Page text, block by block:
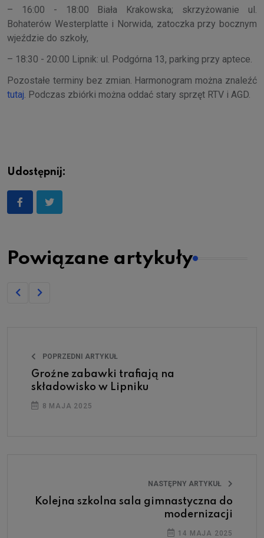
– 16:00 - 18:00 Biała Krakowska; skrzyżowanie ul.
Bohaterów Westerplatte i Norwida, zatoczka przy bocznym
wjeździe do szkoły,
– 18:30 - 20:00 Lipnik: ul. Podgórna 13, parking przy aptece.
Pozostałe terminy bez zmian. Harmonogram można znaleźć
tutaj. Podczas zbiórki można oddać stary sprzęt RTV i AGD.
Udostępnij:
Powiązane artykuły
POPRZEDNI ARTYKUŁ
Groźne zabawki trafiają na
składowisko w Lipniku
8 MAJA 2025
NASTĘPNY ARTYKUŁ
Kolejna szkolna sala gimnastyczna do
modernizacji
14 MAJA 2025